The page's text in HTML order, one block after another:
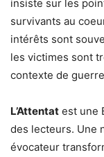
insiste sur les
survivants au
intérêts sont
les victimes sont
contexte de
L’Attentat est une
des lecteurs. Une
évocateur